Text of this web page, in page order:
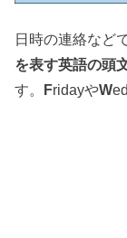
日時の連絡など
を表す英語の頭
す。 FridayやW